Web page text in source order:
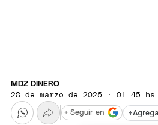
MDZ DINERO
28 de marzo de 2025 · 01:45 hs
+
+ Seguir en